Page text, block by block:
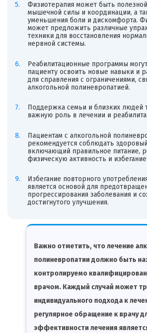
Физиотерапия может быть
мышечной силы и координации, а
уменьшения боли и дискомфорта.
может предложить различные
техники для восстановления
нервной системы.
Реабилитационные программы
пациенту освоить новые навыки и
для справления с ограничениями,
алкогольной полиневропатией.
Поддержка семьи и близких людей
важную роль в лечении и
Пациентам с алкогольной
рекомендуется соблюдать
включающий правильное питание,
физическую активность и
Избегание повторного
является основой для
прогрессирования заболевания и
достигнутого улучшения.
Важно отметить, что лечение
полиневропатии должно быть
контролируемо
врачом. Каждый случай может
индивидуального подхода к
регулярное обращение к врачу
эффективности лечения